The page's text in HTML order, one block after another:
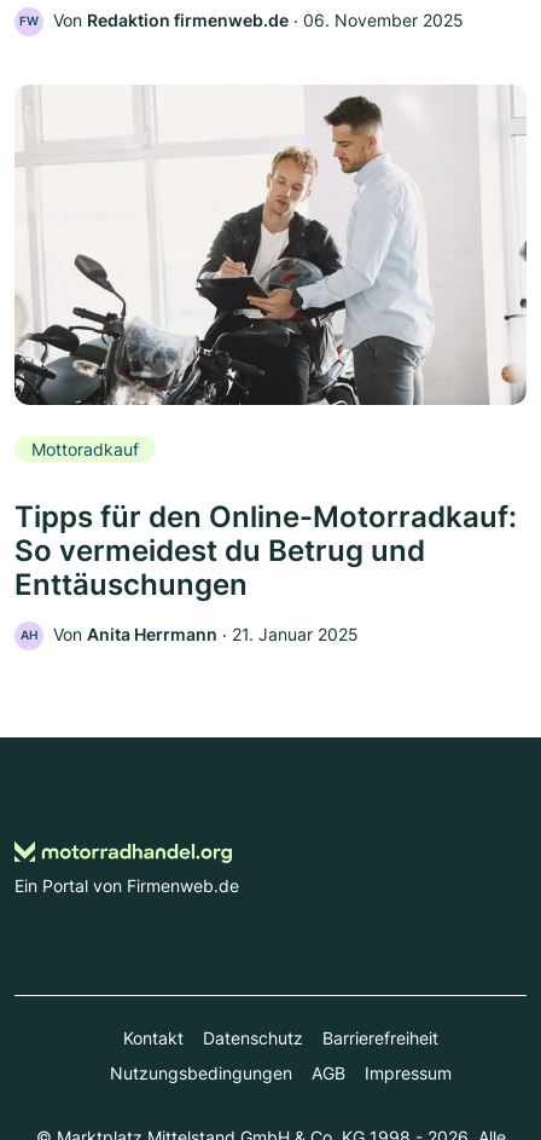
FW Von Redaktion firmenweb.de ‧ 06. November 2025
Mottoradkauf
Tipps für den Online-Motorradkauf:
So vermeidest du Betrug und
Enttäuschungen
AH Von Anita Herrmann ‧ 21. Januar 2025
Ein Portal von Firmenweb.de
Kontakt Datenschutz
Barrierefreiheit
Nutzungsbedingungen
AGB Impressum